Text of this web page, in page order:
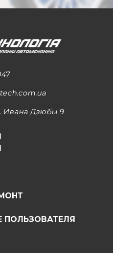
Ивана Дзюбы 9
ПОЛЬЗОВАТЕЛЯ